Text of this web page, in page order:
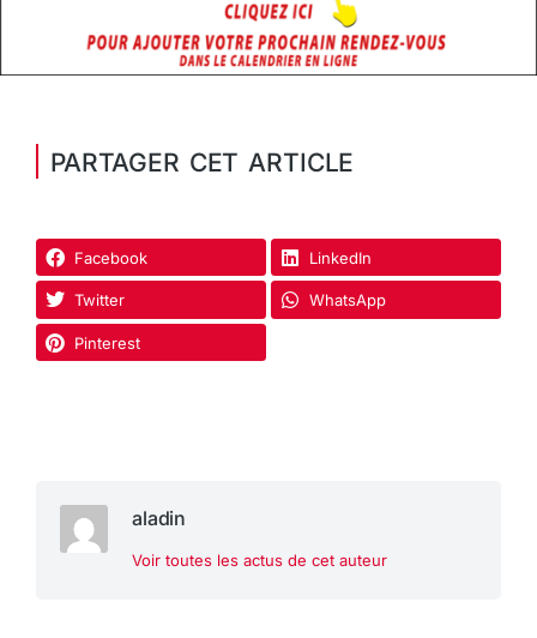
PARTAGER CET ARTICLE
Facebook LinkedIn
Twitter WhatsApp
Pinterest
aladin
Voir toutes les actus de cet auteur